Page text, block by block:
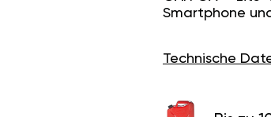
Smartphone
Technische